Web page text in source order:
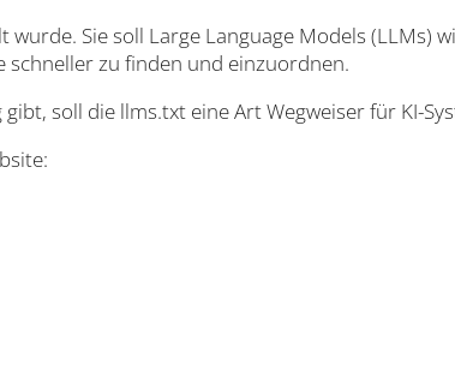
Sie soll Large Language Models (LLMs)
zu finden und einzuordnen.
soll die llms.txt eine Art Wegweiser für KI-